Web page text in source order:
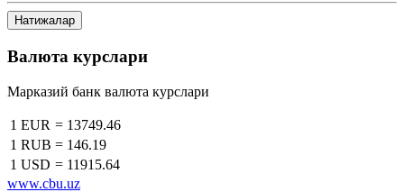
Натижалар
Валюта курслари
Марказий банк валюта курслари
1 EUR = 13749.46
1 RUB = 146.19
1 USD = 11915.64
www.cbu.uz